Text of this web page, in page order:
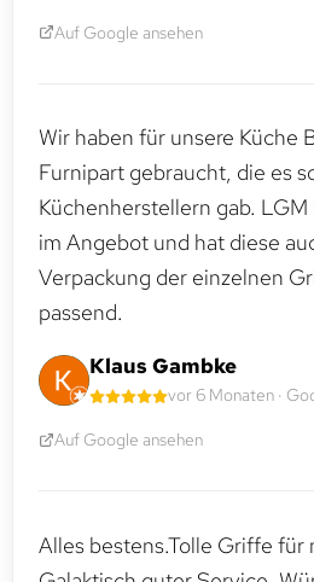
Auf Google ansehen
Wir haben für unsere Küche
Furnipart gebraucht, die es
Küchenherstellern gab.
im Angebot und hat diese
Verpackung der einzelnen
passend.
Klaus Gambke
vor 6 Monaten ·
Auf Google ansehen
Alles bestens.Tolle Griffe für